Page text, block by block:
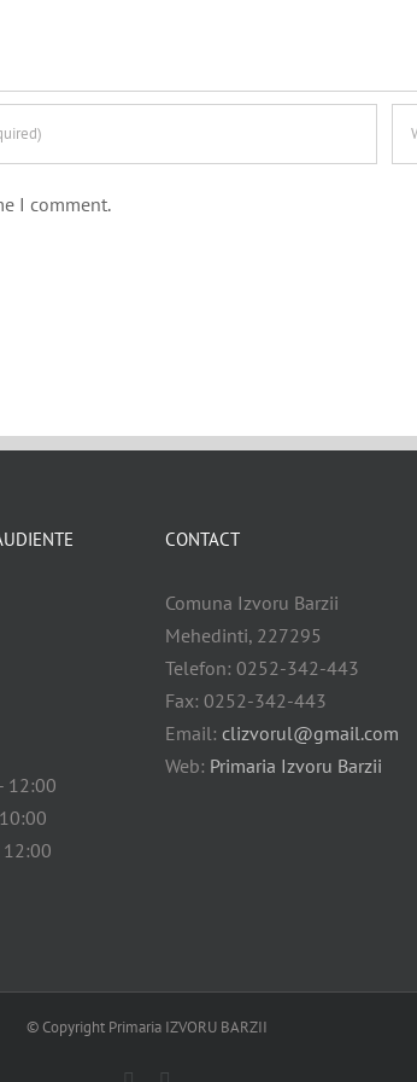
I comment.
12:00
12:00
CONTACT
Comuna Izvoru Barzii
Mehedinti, 227295
Telefon: 0252-342-443
Fax: 0252-342-443
Email: clizvorul@gmail.com
Web: Primaria Izvoru Barzii
© Copyright Primaria IZVORU BARZII